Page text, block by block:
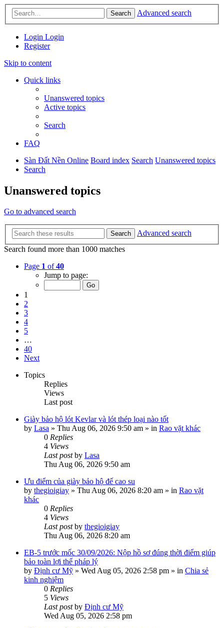
Search Advanced search
Login Login
Register
Skip to content
Quick links
Unanswered topics
Active topics
Search
FAQ
Sàn Đất Nền Online Board index Search Unanswered topics
Search
Unanswered topics
Go to advanced search
Search
Advanced search
Search found more than 1000 matches
Page 1 of40
Jump to page:
1
2
3
4
5
…
40
Next
Topics
Replies
Views
Last post
Giày bảo hộ lót Kevlar và lót thép loại nào tốt
by Lasa » Thu Aug 06, 2026 9:50 am » in Rao vặt khác
0 Replies
4 Views
Last postby Lasa
Thu Aug 06, 2026 9:50 am
Ưu điểm của giày bảo hộ đế cao su
by thegioigiay » Thu Aug 06, 2026 8:20 am » in Rao vặt
khác
0 Replies
4 Views
Last postby thegioigiay
Thu Aug 06, 2026 8:20 am
EB-5 trước mốc 30/09/2026: Nộp hồ sơ đúng thời điểm giúp
bảo toàn lợi thế pháp lý
by Định cư Mỹ » Wed Aug 05, 2026 2:58 pm » in Chia sẻ
kinh nghiệm
0 Replies
5 Views
Last postby Định cư Mỹ
Wed Aug 05, 2026 2:58 pm